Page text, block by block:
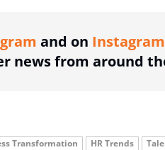
and on Instagram
news from around
Transformation HR Trends